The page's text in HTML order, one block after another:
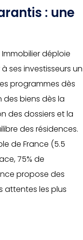
: une
déploie
ses investisseurs un
programmes dès
des biens dès la
des dossiers et la
des résidences.
de France (5.5
75% de
propose des
attentes les plus